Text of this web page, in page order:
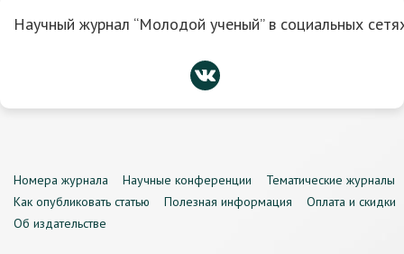
Научный журнал “Молодой ученый” в социальных
Номера журнала Научные конференции
Тематические журналы
Как опубликовать статью
Полезная информация
Оплата и скидки
Об издательстве